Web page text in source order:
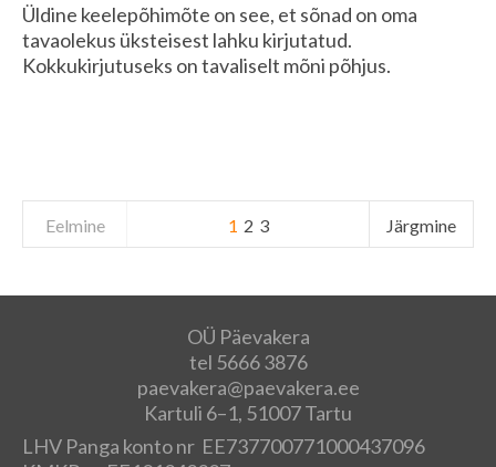
Üldine keelepõhimõte on see, et sõnad on oma
tavaolekus üksteisest lahku kirjutatud.
Kokkukirjutuseks on tavaliselt mõni põhjus.
Eelmine 1 2 3 Järgmine
OÜ Päevakera
tel 5666 3876
paevakera@paevakera.ee
Kartuli 6–1, 51007 Tartu
LHV Panga konto nr EE737700771000437096